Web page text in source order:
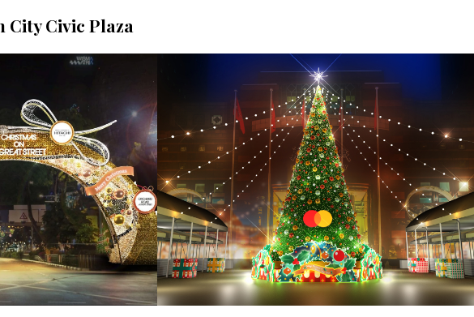
City Civic Plaza